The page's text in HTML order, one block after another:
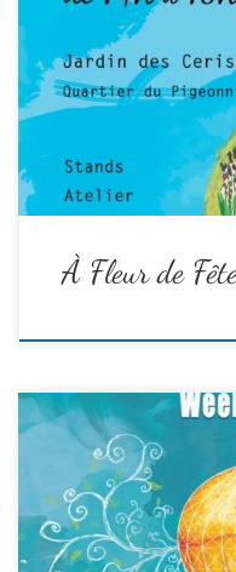
À Fleur de
Le week-end des 4 et 5
de fête !
La grande journée festive
en centre ville de 9 à minuit.